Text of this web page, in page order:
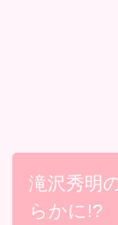
滝沢秀明
らかに!?